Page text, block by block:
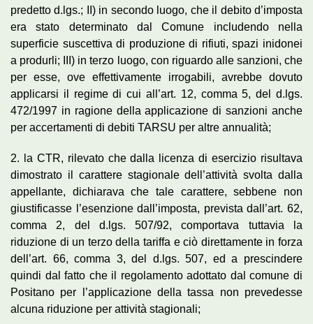
predetto d.lgs.; II) in secondo luogo, che il debito d’imposta
era stato determinato dal Comune includendo nella
superficie suscettiva di produzione di rifiuti, spazi inidonei
a produrli; III) in terzo luogo, con riguardo alle sanzioni, che
per esse, ove effettivamente irrogabili, avrebbe dovuto
applicarsi il regime di cui all’art. 12, comma 5, del d.lgs.
472/1997 in ragione della applicazione di sanzioni anche
per accertamenti di debiti TARSU per altre annualità;
2. la CTR, rilevato che dalla licenza di esercizio risultava
dimostrato il carattere stagionale dell’attività svolta dalla
appellante, dichiarava che tale carattere, sebbene non
giustificasse l’esenzione dall’imposta, prevista dall’art. 62,
comma 2, del d.lgs. 507/92, comportava tuttavia la
riduzione di un terzo della tariffa e ciò direttamente in forza
dell’art. 66, comma 3, del d.lgs. 507, ed a prescindere
quindi dal fatto che il regolamento adottato dal comune di
Positano per l’applicazione della tassa non prevedesse
alcuna riduzione per attività stagionali;